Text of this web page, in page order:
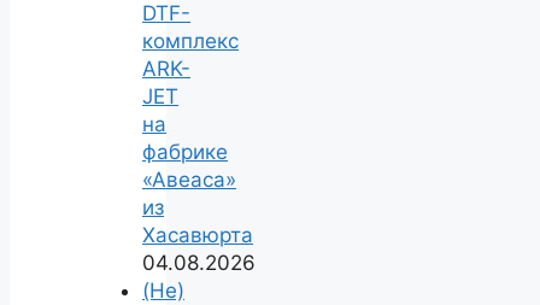
DTF-
комплекс
ARK-
JET
на
фабрике
«Авеаса»
из
Хасавюрта
04.08.2026
(Не)